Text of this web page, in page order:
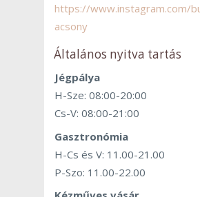
https://www.instagram.com/
acsony
Általános nyitva tartás
Jégpálya
H-Sze: 08:00-20:00
Cs-V: 08:00-21:00
Gasztronómia
H-Cs és V: 11.00-21.00
P-Szo: 11.00-22.00